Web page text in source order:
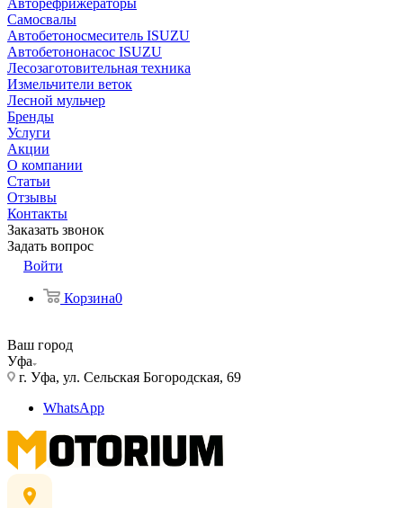
Авторефрижераторы
Самосвалы
Автобетоносмеситель ISUZU
Автобетононасос ISUZU
Лесозаготовительная техника
Измельчители веток
Лесной мульчер
Бренды
Услуги
Акции
О компании
Статьи
Отзывы
Контакты
Заказать звонок
Задать вопрос
Войти
Корзина0
Ваш город
Уфа
г. Уфа, ул. Сельская Богородская, 69
WhatsApp